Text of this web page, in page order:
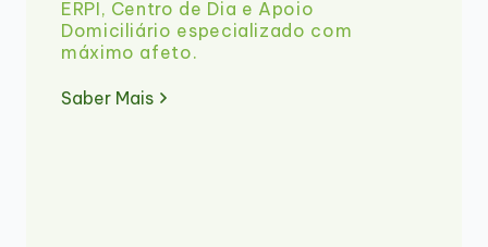
ERPI, Centro de Dia e Apoio
Domiciliário especializado com
máximo afeto.
Saber Mais